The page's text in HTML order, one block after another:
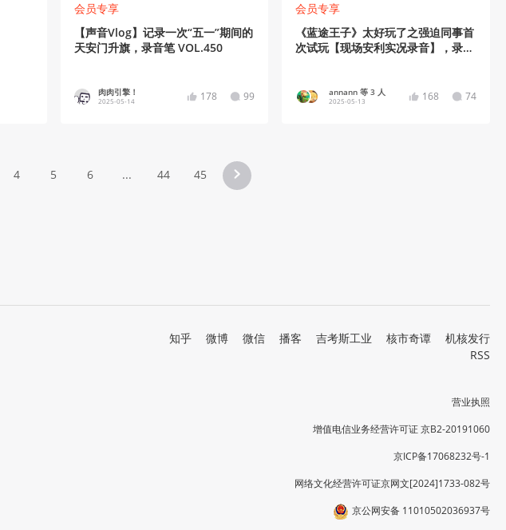
会员专享
【声音Vlog】记录一次“五一”期间的
天安门升旗，录音笔 VOL.450
肉肉引擎！
2025-05-14 178 99
会员专享
《蓝途王子》太好玩了之强迫同事首
次试玩【现场安利实况录音】，录音
annann 等 3 人
2025-05-13 168 74
4 5 6 ... 44 45
知乎 微博 微信 播客 吉考斯工业 核市奇谭
机核发行
RSS
营业执照
增值电信业务经营许可证 京B2-20191060
京ICP备17068232号-1
网络文化经营许可证京网文[2024]1733-082号
京公网安备 11010502036937号